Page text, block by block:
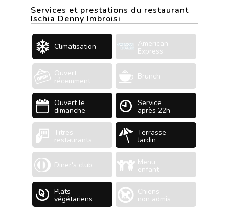
Services et prestations du restaurant
Ischia Denny Imbroisi
Climatisation American
Express
Ouvert
récemment Brunch
Ouvert le
dimanche
Service
après 22h
Titres
restaurants
Terrasse
Jardin
Diner's club Menu
enfant
Plats
végétariens
Chiens
non admis